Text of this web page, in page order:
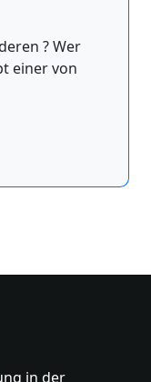
? Wer
einer von
in der